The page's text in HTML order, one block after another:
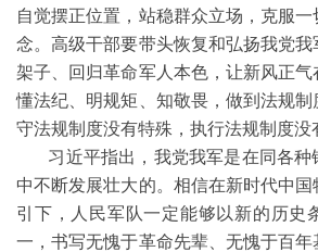
自觉摆正位置，站稳群众立场，克服
念。高级干部要带头恢复和弘扬我党
架子、回归革命军人本色，让新风正
懂法纪、明规矩、知敬畏，做到法规
守法规制度没有特殊，执行法规制度没
习近平指出，我党我军是在同各种
中不断发展壮大的。相信在新时代中
引下，人民军队一定能够以新的历史
一，书写无愧于革命先辈、无愧于百